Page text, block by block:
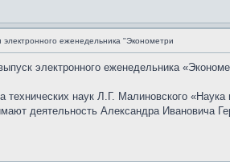
еженедельника "Эконометри
электронного еженедельника
технических наук Л.Г. Малиновского «Наука
деятельность Александра